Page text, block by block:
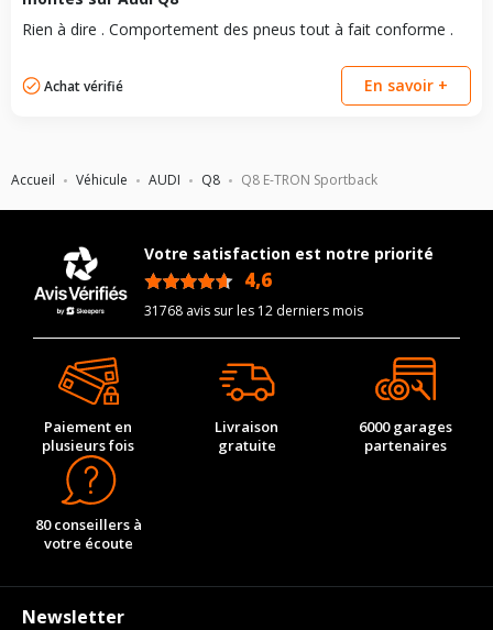
Accueil Véhicule AUDI Q8 Q8 E-TRON Sportback
Rien à dire . Comportement des pneus tout à fait conforme .
Achat vérifié En savoir +
Votre satisfaction est notre priorité
4,6
31768 avis sur les 12 derniers mois
Paiement en
plusieurs fois
Livraison
gratuite
6000 garages
partenaires
80 conseillers à
votre écoute
Newsletter